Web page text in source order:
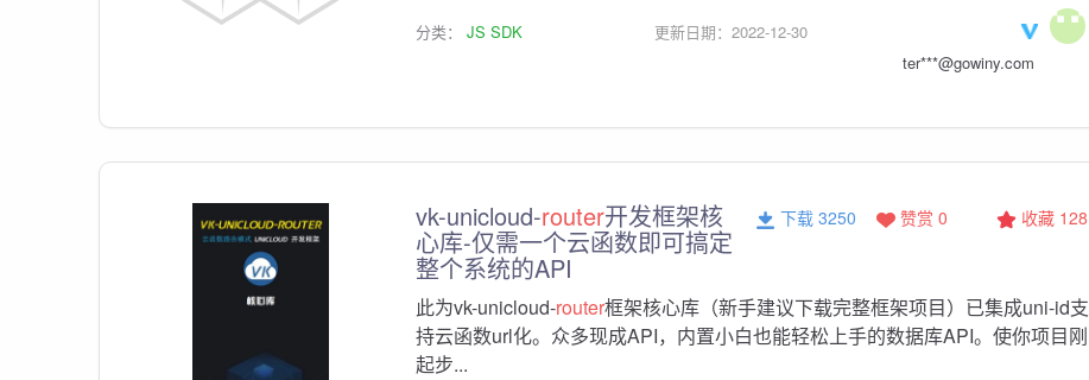
分类： JS SDK
更新日期：2022-12-30
ter***@gowiny.com
vk-unicloud-router开发框架核
心库-仅需一个云函数即可搞定
整个系统的API
收藏 128
赞赏 0
下载 3250
此为vk-unicloud-router框架核心库（新手建议下载完整框架项目）已集成uni-id支
持云函数url化。众多现成API，内置小白也能轻松上手的数据库API。使你项目刚
起步...